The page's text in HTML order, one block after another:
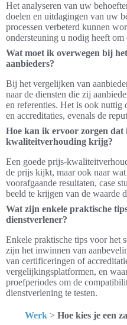
Het analyseren van uw
doelen en uitdagingen van uw
processen verbeterd kunnen
ondersteuning u nodig heeft
Wat moet ik overwegen bij
aanbieders?
Bij het vergelijken van
naar de diensten die zij
en referenties. Het is ook nuttig
en accreditaties, evenals de
Hoe kan ik ervoor zorgen dat
kwaliteitverhouding krijg?
Een goede prijs-
de prijs kijkt, maar ook naar
voorafgaande resultaten, case
beeld te krijgen van de waarde
Wat zijn enkele praktische
dienstverlener?
Enkele praktische tips voor het
zijn het inwinnen van
van certificeringen of
vergelijkingsplatformen, en
proefperiodes om de
dienstverlening te testen.
Werk> Hoe kies je een